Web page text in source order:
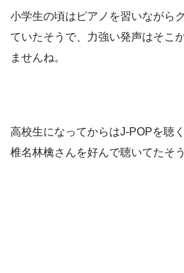
小学生の頃はピアノを習いながら
ていたそうで、力強い発声はそこ
ませんね。
高校生になってからはJ-POPを聴
椎名林檎さんを好んで聴いてたそう